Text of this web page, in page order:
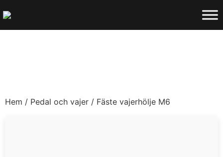
Hem / Pedal och vajer / Fäste vajerhölje M6